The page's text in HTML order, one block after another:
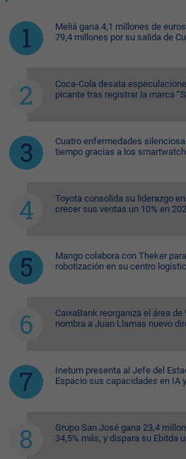
Meliá gana 4,1 millones de
79,4 millones por su salida de
Coca-Cola desata
picante tras registrar la marca
Cuatro enfermedades
tiempo gracias a los
Toyota consolida su liderazgo
crecer sus ventas un 10% en
Mango colabora con Theker
robotización en su centro
CaixaBank reorganiza el área
nombra a Juan Llamas nuevo
Inetum presenta al Jefe del
Espacio sus capacidades en IA
Grupo San José gana 23,4
34,5% más, y dispara su Ebitda